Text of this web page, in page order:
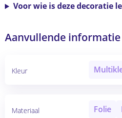
Voor wie is deze decoratie
Aanvullende informatie
Kleur
Materiaal Folie